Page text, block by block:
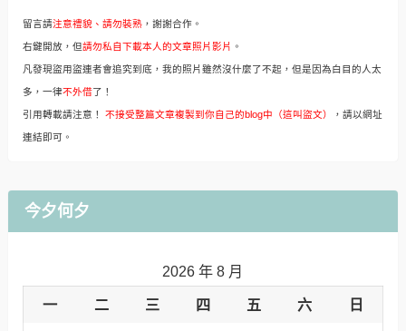
留言請注意禮貌、請勿裝熟，謝謝合作。
右鍵開放，但請勿私自下載本人的文章照片影片 。
凡發現盜用盜連者會追究到底，我的照片雖然沒什麼了不起，但是因為白目的人太
多，一律不外借了！
引用轉載請注意！ 不接受整篇文章複製到你自己的blog中（這叫盜文） ，請以網址
連結即可。
今夕何夕
2026 年 8 月
一 二 三 四 五 六 日